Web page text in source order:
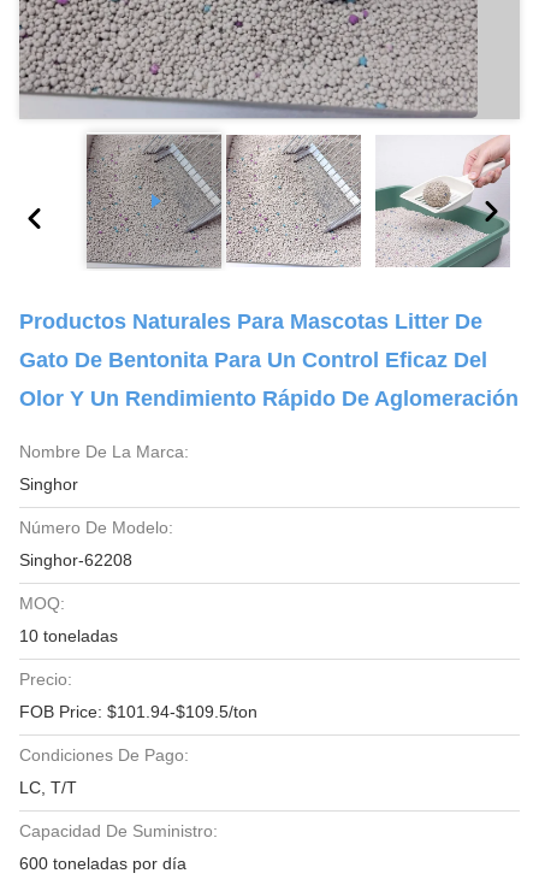
Productos Naturales Para Mascotas Litter De
Gato De Bentonita Para Un Control Eficaz Del
Olor Y Un Rendimiento Rápido De Aglomeración
Nombre De La Marca:
Singhor
Número De Modelo:
Singhor-62208
MOQ:
10 toneladas
Precio:
FOB Price: $101.94-$109.5/ton
Condiciones De Pago:
LC, T/T
Capacidad De Suministro:
600 toneladas por día